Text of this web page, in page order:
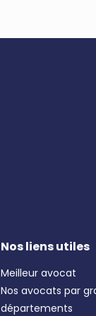
Nos liens utiles
Meilleur avocat
Nos avocats par
départements